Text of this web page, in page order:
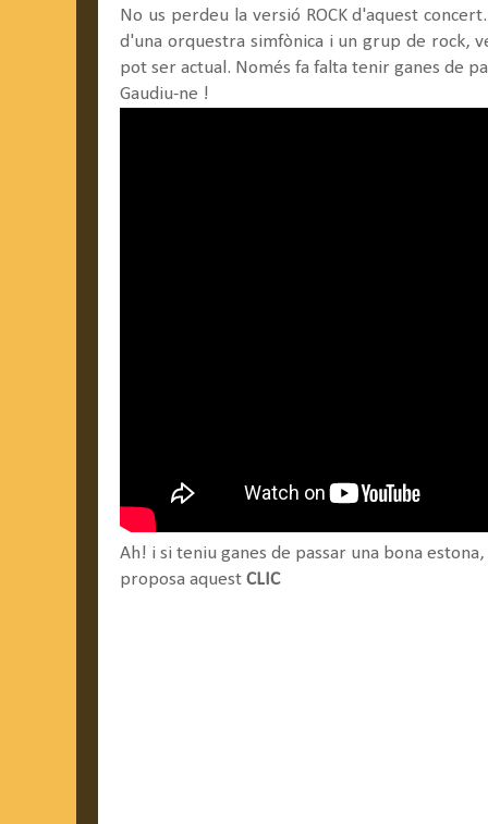
No us perdeu la versió ROCK d'aquest
d'una orquestra simfònica i un grup de rock,
pot ser actual. Només fa falta tenir ganes de
Gaudiu-ne !
Ah! i si teniu ganes de passar una bona
proposa aquest CLIC